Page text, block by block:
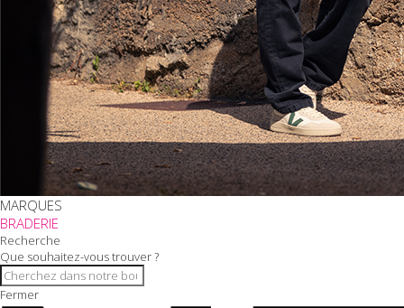
MARQUES
BRADERIE
Recherche
Que souhaitez-vous trouver ?
Fermer